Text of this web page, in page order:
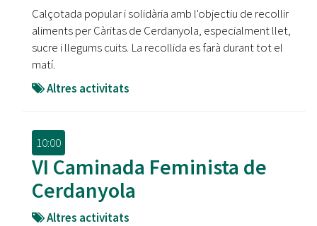
Calçotada popular i solidària amb l'objectiu de recollir
aliments per Càritas de Cerdanyola, especialment llet,
sucre i llegums cuits. La recollida es farà durant tot el
matí.
Altres activitats
10:00
VI Caminada Feminista de
Cerdanyola
Altres activitats